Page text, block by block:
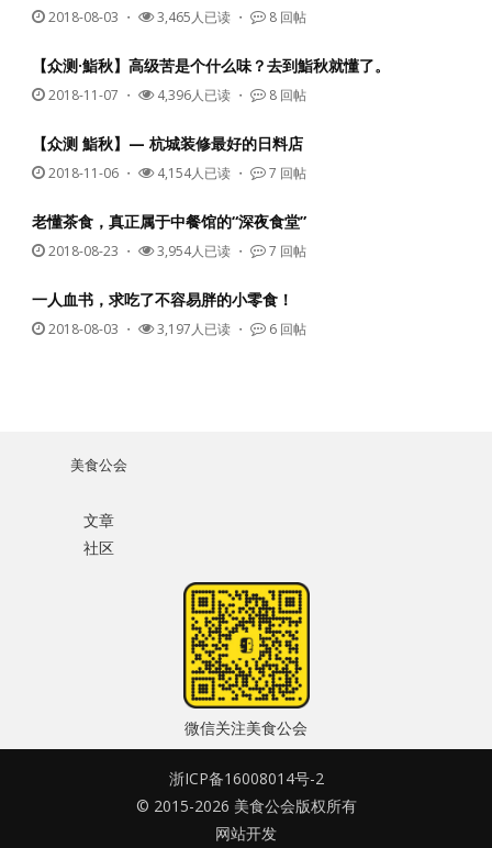
2018-08-03 ・ 3,465人已读 ・ 8 回帖
【众测·鮨秋】高级苦是个什么味？去到鮨秋就懂了。
2018-11-07 ・ 4,396人已读 ・ 8 回帖
【众测 鮨秋】— 杭城装修最好的日料店
2018-11-06 ・ 4,154人已读 ・ 7 回帖
老懂茶食，真正属于中餐馆的“深夜食堂”
2018-08-23 ・ 3,954人已读 ・ 7 回帖
一人血书，求吃了不容易胖的小零食！
2018-08-03 ・ 3,197人已读 ・ 6 回帖
美食公会
文章
社区
微信关注美食公会
浙ICP备16008014号-2
© 2015-2026 美食公会版权所有
网站开发